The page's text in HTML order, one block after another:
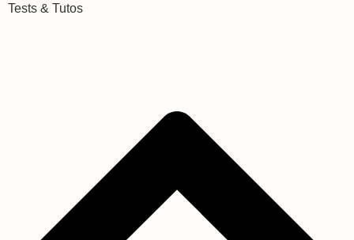
Tests & Tutos